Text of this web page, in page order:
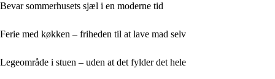
Bevar sommerhusets sjæl i en moderne tid
Ferie med køkken – friheden til at lave mad selv
Legeområde i stuen – uden at det fylder det hele